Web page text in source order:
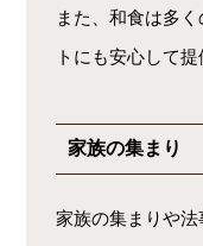
また、和食は多
トにも安心して
家族の集まり
家族の集まりや